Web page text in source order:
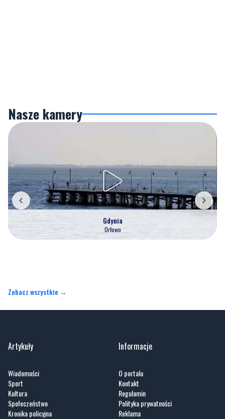
Nasze kamery
Gdynia
Orłowo
Zobacz wszystkie →
Artykuły
Wiadomości
Sport
Kultura
Społeczeństwo
Kronika policyjna
Informacje
O portalu
Kontakt
Regulamin
Polityka prywatności
Reklama